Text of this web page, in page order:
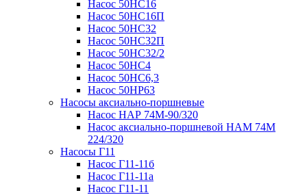
Насос 50НС16
Насос 50НС16П
Насос 50НС32
Насос 50НС32П
Насос 50НС32/2
Насос 50НС4
Насос 50НС6,3
Насос 50НР63
Насосы аксиально-поршневые
Насос НАР 74M-90/320
Насос аксиально-поршневой НАМ 74М
224/320
Насосы Г11
Насос Г11-11б
Насос Г11-11а
Насос Г11-11